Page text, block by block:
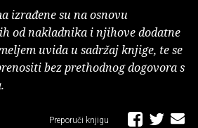
izrađene su na osnovu
od nakladnika i njihove dodatne
uvida u sadržaj knjige, te se
bez prethodnog dogovora s
Preporuči knjigu